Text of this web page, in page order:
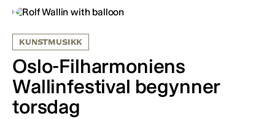
KUNSTMUSIKK
Oslo-Filharmoniens
Wallinfestival begynner
torsdag